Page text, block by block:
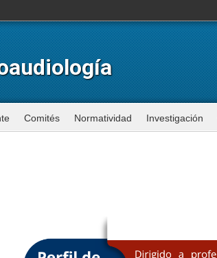
Comités Normatividad Investigación